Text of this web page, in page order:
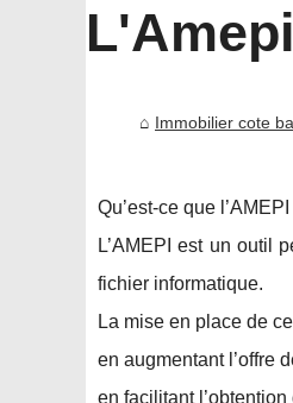
L'Amepi
Immobilier cote
Qu’est-ce que
L’AMEPI est un outil
fichier informatique.
La mise en place de
en augmentant l’offre
en facilitant